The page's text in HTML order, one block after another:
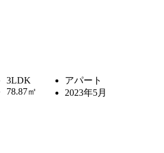
3LDK
78.87㎡
アパート
2023年5月